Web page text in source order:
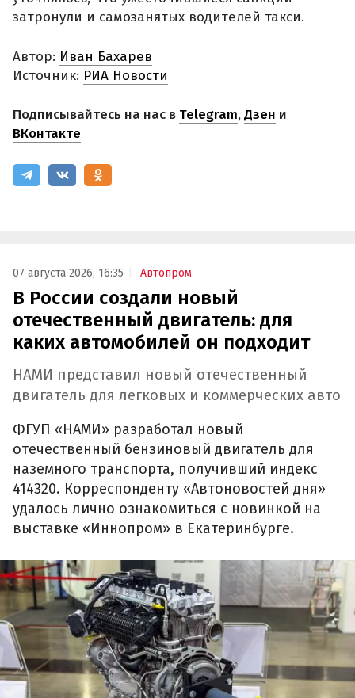
затронули и самозанятых водителей такси.
Автор: Иван Бахарев
Источник: РИА Новости
Подписывайтесь на нас в Telegram,Дзен и
ВКонтакте
07 августа 2026, 16:35 Автопром
В России создали новый
отечественный двигатель: для
каких автомобилей он подходит
НАМИ представил новый отечественный
двигатель для легковых и коммерческих авто
ФГУП «НАМИ» разработал новый
отечественный бензиновый двигатель для
наземного транспорта, получивший индекс
414320. Корреспонденту «Автоновостей дня»
удалось лично ознакомиться с новинкой на
выставке «Иннопром» в Екатеринбурге.